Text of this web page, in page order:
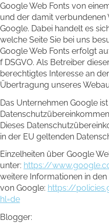
Google Web Fonts von
und der damit verbundenen
Google. Dabei handelt es
welche Seite Sie bei uns
Google Web Fonts erfolgt
f DSGVO. Als Betreiber
berechtigtes Interesse an
Übertragung unseres
Das Unternehmen Google
Dieses
in der EU geltenden
Einzelheiten über Google
unter: https://
weitere Informationen in
von Google: https://
hl=de
Blogger: